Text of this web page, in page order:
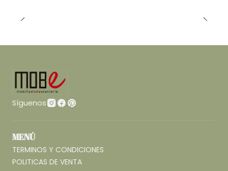
Síguenos
MENÚ
TERMINOS Y CONDICIONES
POLITICAS DE VENTA